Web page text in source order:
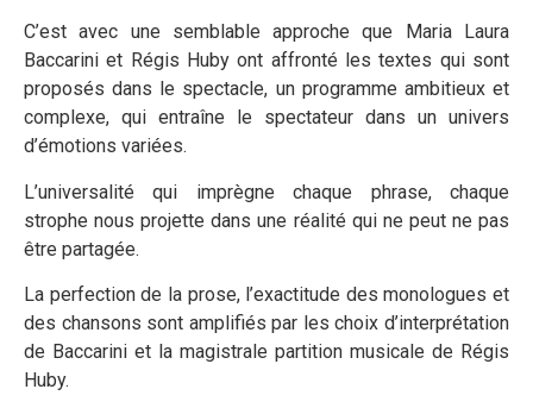
C’est avec une semblable approche que Maria Laura
Baccarini et Régis Huby ont affronté les textes qui sont
proposés dans le spectacle, un programme ambitieux et
complexe, qui entraîne le spectateur dans un univers
d’émotions variées.
L’universalité qui imprègne chaque phrase, chaque
strophe nous projette dans une réalité qui ne peut ne pas
être partagée.
La perfection de la prose, l’exactitude des monologues et
des chansons sont amplifiés par les choix d’interprétation
de Baccarini et la magistrale partition musicale de Régis
Huby.